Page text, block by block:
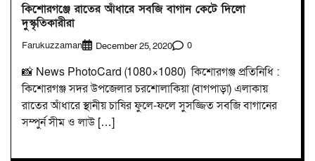
কিশোরগঞ্জে রাতের আঁধারে সবজি বাগান কেটে দিলো
দুস্কৃতিকারীরা
Farukuzzaman December 25, 2020 0
📸 News PhotoCard (1080×1080) কিশোরগঞ্জ প্রতিনিধি :
কিশোরগঞ্জ সদর উপজেলার চরশোলাকিয়া (বাগপাড়া) এলাকায়
রাতের আঁধারে স্থানীয় চাষির ফুলে-ফলে সুসজ্জিত সবজি বাগানের
সম্পুর্ন সীম ও লাউ […]